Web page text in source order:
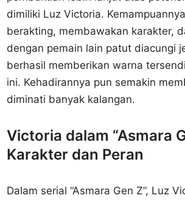
dimiliki Luz Victoria.
berakting, membawakan karakter,
dengan pemain lain patut diacungi
berhasil memberikan warna
ini. Kehadirannya pun semakin
diminati banyak kalangan.
Victoria dalam “Asmara
Karakter dan Peran
Dalam serial “Asmara Gen Z”, Luz